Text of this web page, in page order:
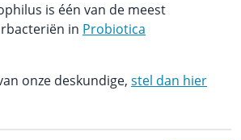
is één van de meest
in Probiotica
onze deskundige, stel dan hier